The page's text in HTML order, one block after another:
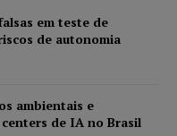
em teste de
de autonomia
ambientais e
de IA no Brasil